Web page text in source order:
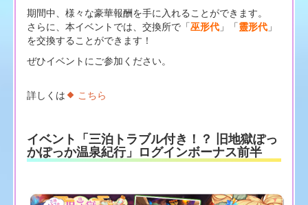
期間中、様々な豪華報酬を手に入れることができます。
さらに、本イベントでは、交換所で「巫形代」「靈形代」
を交換することができます！
ぜひイベントにご参加ください。
詳しくは こちら
イベント「三泊トラブル付き！？ 旧地獄ぽっ
かぽっか温泉紀行」ログインボーナス前半